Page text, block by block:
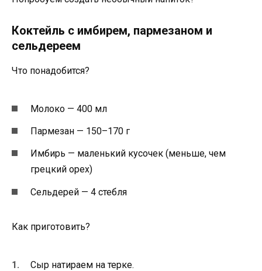
Коктейль с имбирем, пармезаном и
сельдереем
Что понадобится?
Молоко — 400 мл
Пармезан — 150–170 г
Имбирь — маленький кусочек (меньше, чем
грецкий орех)
Сельдерей — 4 стебля
Как приготовить?
Сыр натираем на терке.